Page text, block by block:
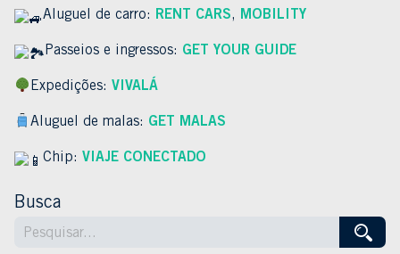
Aluguel de carro: RENT CARS, MOBILITY
Passeios e ingressos: GET YOUR GUIDE
Expedições:VIVALÁ
Aluguel de malas: GET MALAS
Chip: VIAJE CONECTADO
Busca